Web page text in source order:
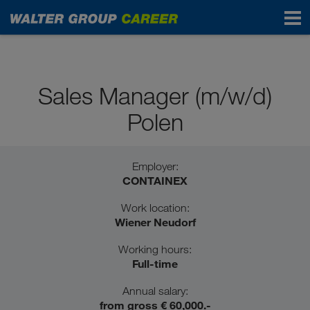
Professionals
Sales Manager (m/w/d)
Polen
Employer:
CONTAINEX
Work location:
Wiener Neudorf
Working hours:
Full-time
Annual salary:
from gross € 60,000.-